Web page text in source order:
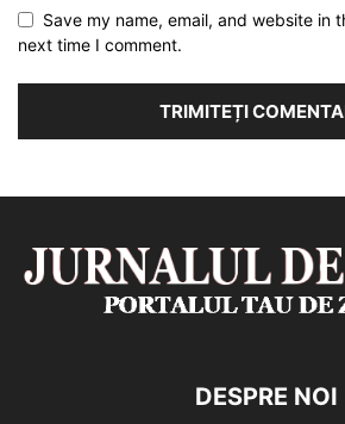
Save my name, email, and website in
next time I comment.
DESPRE NOI